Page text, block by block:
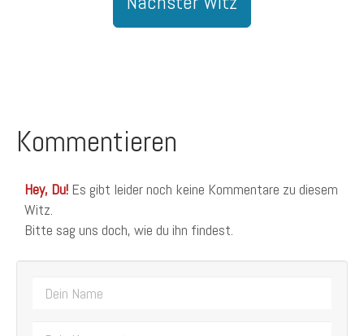
Kommentieren
Hey, Du! Es gibt leider noch keine Kommentare zu diesem
Witz.
Bitte sag uns doch, wie du ihn findest.